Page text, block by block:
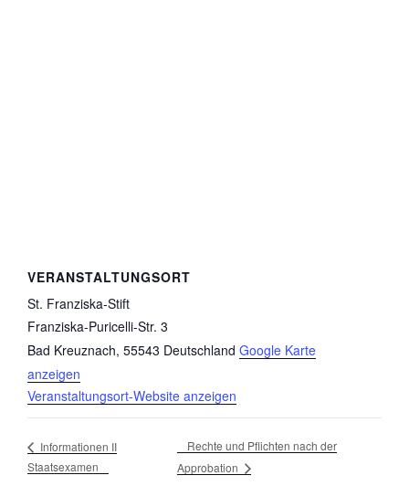
VERANSTALTUNGSORT
St. Franziska-Stift
Franziska-Puricelli-Str. 3
Bad Kreuznach, 55543 Deutschland Google Karte
anzeigen
Veranstaltungsort-Website anzeigen
Informationen II
Staatsexamen
Rechte und Pflichten nach der
Approbation